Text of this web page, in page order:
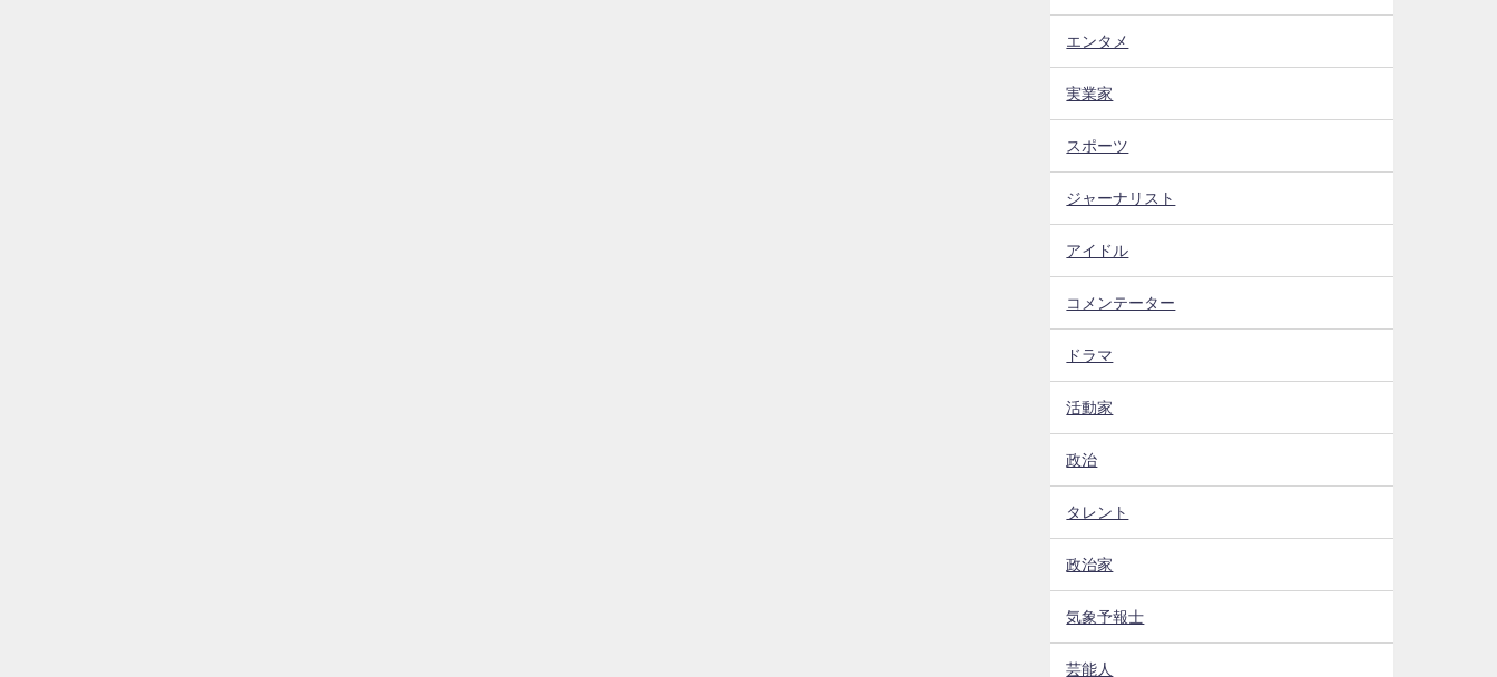
エンタメ
実業家
スポーツ
ジャーナリスト
アイドル
コメンテーター
ドラマ
活動家
政治
タレント
政治家
気象予報士
芸能人